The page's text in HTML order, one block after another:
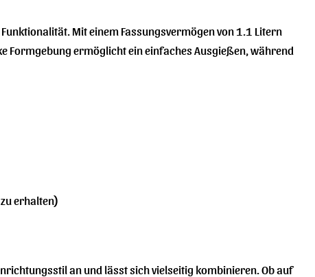
Mit einem Fassungsvermögen von 1.1 Litern
Formgebung ermöglicht ein einfaches Ausgießen, während
erhalten)
an und lässt sich vielseitig kombinieren. Ob auf